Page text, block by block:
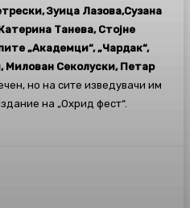
Зуица Лазова,Сузана
Танева, Стојне
„Академци“, „Чардак“,
Милован Секолуски, Петар
но на сите изведувачи им
на „Охрид фест“.